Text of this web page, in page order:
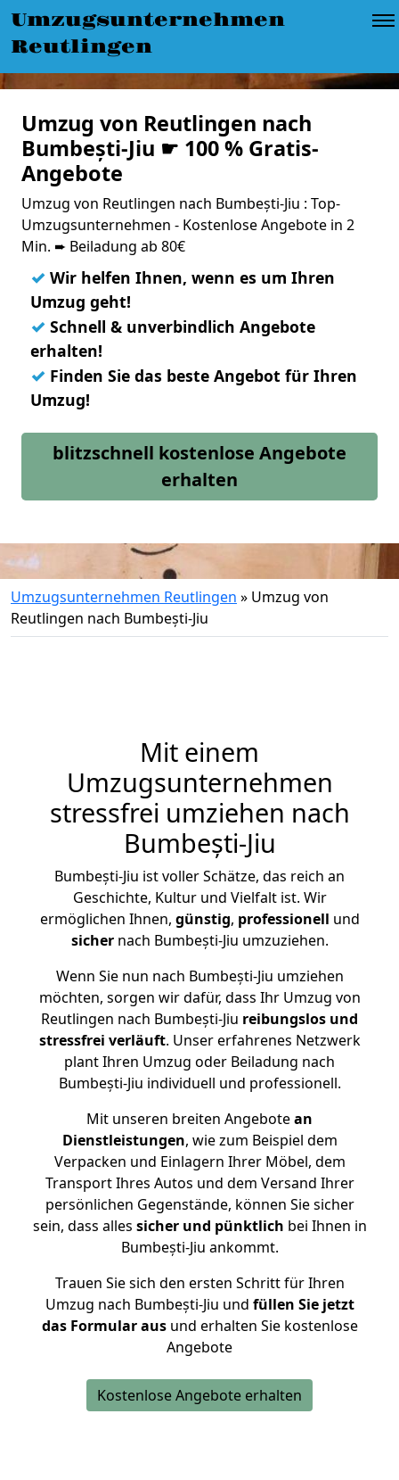
Umzugsunternehmen
Reutlingen
Umzug von Reutlingen nach
Bumbești-Jiu ☛ 100 % Gratis-
Angebote
Umzug von Reutlingen nach Bumbești-Jiu : Top-
Umzugsunternehmen - Kostenlose Angebote in 2
Min. ➨ Beiladung ab 80€
✓ Wir helfen Ihnen, wenn es um Ihren
Umzug geht!
✓ Schnell & unverbindlich Angebote
erhalten!
✓ Finden Sie das beste Angebot für Ihren
Umzug!
blitzschnell kostenlose Angebote
erhalten
Umzugsunternehmen Reutlingen » Umzug von
Reutlingen nach Bumbești-Jiu
Mit einem
Umzugsunternehmen
stressfrei umziehen nach
Bumbești-Jiu
Bumbești-Jiu ist voller Schätze, das reich an
Geschichte, Kultur und Vielfalt ist. Wir
ermöglichen Ihnen, günstig, professionell und
sichernach Bumbești-Jiu umzuziehen.
Wenn Sie nun nach Bumbești-Jiu umziehen
möchten, sorgen wir dafür, dass Ihr Umzug von
Reutlingen nach Bumbești-Jiu reibungslos und
stressfrei verläuft. Unser erfahrenes Netzwerk
plant Ihren Umzug oder Beiladung nach
Bumbești-Jiu individuell und professionell.
Mit unseren breiten Angebotean
Dienstleistungen, wie zum Beispiel dem
Verpacken und Einlagern Ihrer Möbel, dem
Transport Ihres Autos und dem Versand Ihrer
persönlichen Gegenstände, können Sie sicher
sein, dass alles sicher und pünktlich bei Ihnen in
Bumbești-Jiu ankommt.
Trauen Sie sich den ersten Schritt für Ihren
Umzug nach Bumbești-Jiu und füllen Sie jetzt
das Formular ausund erhalten Sie kostenlose
Angebote
Kostenlose Angebote erhalten